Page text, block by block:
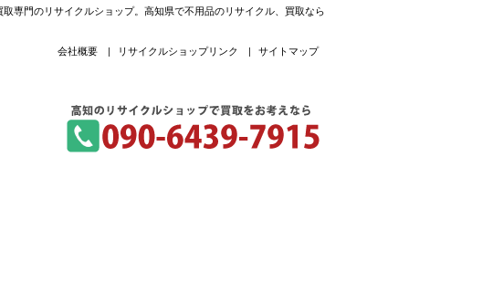
専門のリサイクルショップ。高知県で不用品のリサイクル、買取なら
会社概要 | リサイクルショップリンク | サイトマップ